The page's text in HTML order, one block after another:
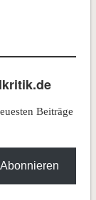
Beiträge
Abonnieren